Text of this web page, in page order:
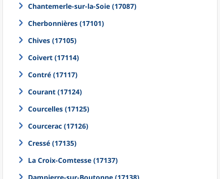
Chantemerle-sur-la-Soie (17087)
Cherbonnières (17101)
Chives (17105)
Coivert (17114)
Contré (17117)
Courant (17124)
Courcelles (17125)
Courcerac (17126)
Cressé (17135)
La Croix-Comtesse (17137)